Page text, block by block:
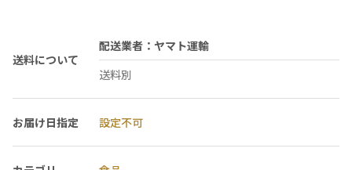
送料について
配送業者：ヤマト運輸
送料別
お届け日指定 設定不可